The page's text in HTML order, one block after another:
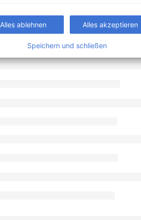
Alles ablehnen Alles akzeptieren
Speichern und schließen